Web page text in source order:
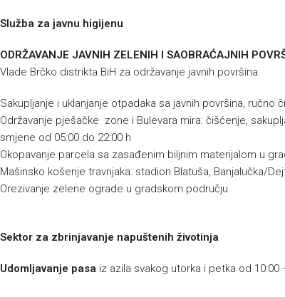
Služba za javnu higijenu
ODRŽAVANJE JAVNIH ZELENIH I SAOBRAĆAJNIH
Vlade Brčko distrikta BiH za održavanje javnih površina:
Sakupljanje i uklanjanje otpadaka sa javnih površina,
Održavanje pješačke zone i Bulevara mira: čišćenje,
smjene od 05:00 do 22:00 h
Okopavanje parcela sa zasađenim biljnim materijalom u
Mašinsko košenje travnjaka: stadion Blatuša, Banjalučka/
Orezivanje zelene ograde u gradskom području
Sektor za zbrinjavanje napuštenih životinja
Udomljavanje pasa iz azila svakog utorka i petka od 10:00